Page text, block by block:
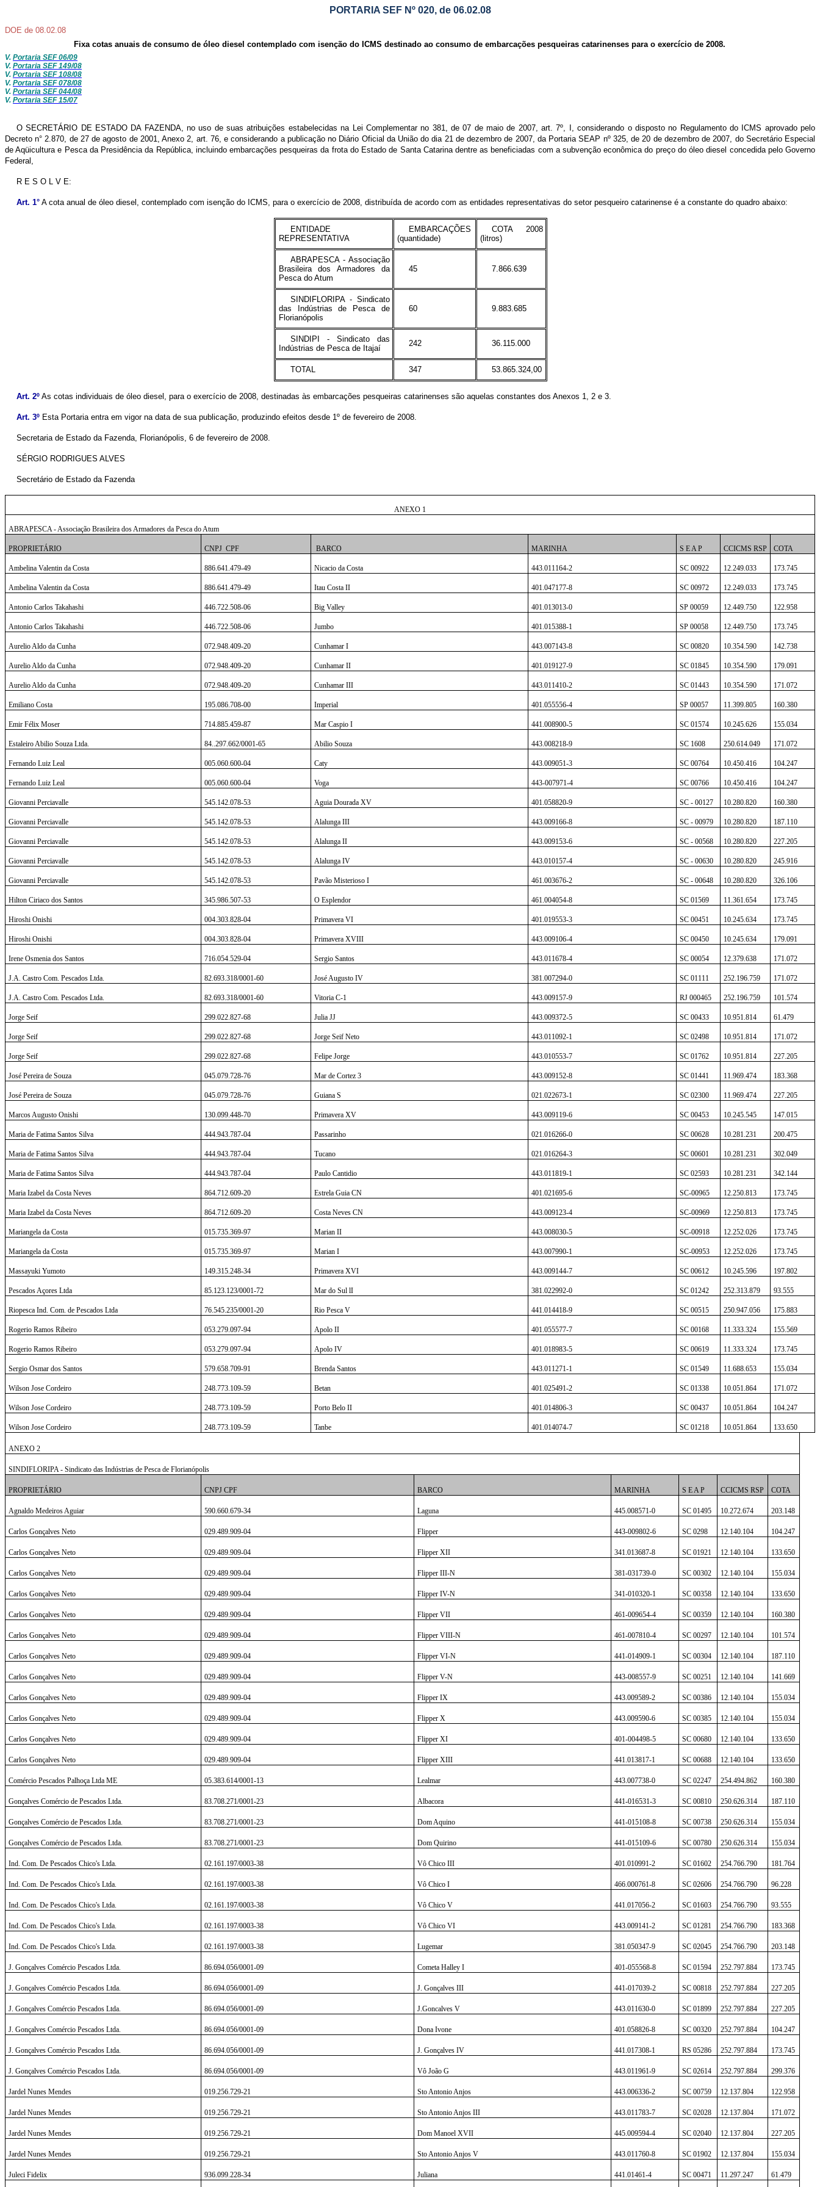
PORTARIA SEF Nº 020, de 06.02.08
DOE de 08.02.08
Fixa cotas anuais de consumo de óleo diesel contemplado com isenção do ICMS destinado ao consumo de embarcações pesqueiras catarinenses para o exercício de 2008.
V. Portaria SEF 06/09
V. Portaria SEF 149/08
V. Portaria SEF 108/08
V. Portaria SEF 078/08
V. Portaria SEF 044/08
V. Portaria SEF 15/07
O SECRETÁRIO DE ESTADO DA FAZENDA, no uso de suas atribuições estabelecidas na Lei Complementar no 381, de 07 de maio de 2007, art. 7º, I, considerando o disposto no Regulamento do ICMS aprovado pelo
Decreto n° 2.870, de 27 de agosto de 2001, Anexo 2, art. 76, e considerando a publicação no Diário Oficial da União do dia 21 de dezembro de 2007, da Portaria SEAP nº 325, de 20 de dezembro de 2007, do Secretário Especial
de Aqüicultura e Pesca da Presidência da República, incluindo embarcações pesqueiras da frota do Estado de Santa Catarina dentre as beneficiadas com a subvenção econômica do preço do óleo diesel concedida pelo Governo
Federal,
R E S O L V E:
Art. 1°A cota anual de óleo diesel, contemplado com isenção do ICMS, para o exercício de 2008, distribuída de acordo com as entidades representativas do setor pesqueiro catarinense é a constante do quadro abaixo:
ENTIDADE
REPRESENTATIVA
EMBARCAÇÕES
(quantidade)
COTA 2008
(litros)
ABRAPESCA - Associação
Brasileira dos Armadores da
Pesca do Atum
45 7.866.639
SINDIFLORIPA - Sindicato
das Indústrias de Pesca de
Florianópolis
60 9.883.685
SINDIPI - Sindicato das
Indústrias de Pesca de Itajaí
242 36.115.000
TOTAL 347 53.865.324,00
Art. 2ºAs cotas individuais de óleo diesel, para o exercício de 2008, destinadas às embarcações pesqueiras catarinenses são aquelas constantes dos Anexos 1, 2 e 3.
Art. 3ºEsta Portaria entra em vigor na data de sua publicação, produzindo efeitos desde 1º de fevereiro de 2008.
Secretaria de Estado da Fazenda, Florianópolis, 6 de fevereiro de 2008.
SÉRGIO RODRIGUES ALVES
Secretário de Estado da Fazenda
ANEXO 1
ABRAPESCA - Associação Brasileira dos Armadores da Pesca do Atum
PROPRIETÁRIO CNPJ CPF BARCO MARINHA S E A P CCICMS RSP COTA
Ambelina Valentin da Costa 886.641.479-49 Nicacio da Costa 443.011164-2 SC 00922 12.249.033 173.745
Ambelina Valentin da Costa 886.641.479-49 Itau Costa II 401.047177-8 SC 00972 12.249.033 173.745
Antonio Carlos Takahashi 446.722.508-06 Big Valley 401.013013-0 SP 00059 12.449.750 122.958
Antonio Carlos Takahashi 446.722.508-06 Jumbo 401.015388-1 SP 00058 12.449.750 173.745
Aurelio Aldo da Cunha 072.948.409-20 Cunhamar I 443.007143-8 SC 00820 10.354.590 142.738
Aurelio Aldo da Cunha 072.948.409-20 Cunhamar II 401.019127-9 SC 01845 10.354.590 179.091
Aurelio Aldo da Cunha 072.948.409-20 Cunhamar III 443.011410-2 SC 01443 10.354.590 171.072
Emiliano Costa 195.086.708-00 Imperial 401.055556-4 SP 00057 11.399.805 160.380
Emir Félix Moser 714.885.459-87 Mar Caspio I 441.008900-5 SC 01574 10.245.626 155.034
Estaleiro Abilio Souza Ltda. 84..297.662/0001-65 Abilio Souza 443.008218-9 SC 1608 250.614.049 171.072
Fernando Luiz Leal 005.060.600-04 Caty 443.009051-3 SC 00764 10.450.416 104.247
Fernando Luiz Leal 005.060.600-04 Voga 443-007971-4 SC 00766 10.450.416 104.247
Giovanni Perciavalle 545.142.078-53 Aguia Dourada XV 401.058820-9 SC - 00127 10.280.820 160.380
Giovanni Perciavalle 545.142.078-53 Alalunga III 443.009166-8 SC - 00979 10.280.820 187.110
Giovanni Perciavalle 545.142.078-53 Alalunga II 443.009153-6 SC - 00568 10.280.820 227.205
Giovanni Perciavalle 545.142.078-53 Alalunga IV 443.010157-4 SC - 00630 10.280.820 245.916
Giovanni Perciavalle 545.142.078-53 Pavão Misterioso I 461.003676-2 SC - 00648 10.280.820 326.106
Hilton Ciriaco dos Santos 345.986.507-53 O Esplendor 461.004054-8 SC 01569 11.361.654 173.745
Hiroshi Onishi 004.303.828-04 Primavera VI 401.019553-3 SC 00451 10.245.634 173.745
Hiroshi Onishi 004.303.828-04 Primavera XVIII 443.009106-4 SC 00450 10.245.634 179.091
Irene Osmenia dos Santos 716.054.529-04 Sergio Santos 443.011678-4 SC 00054 12.379.638 171.072
J.A. Castro Com. Pescados Ltda. 82.693.318/0001-60 José Augusto IV 381.007294-0 SC 01111 252.196.759 171.072
J.A. Castro Com. Pescados Ltda. 82.693.318/0001-60 Vitoria C-1 443.009157-9 RJ 000465 252.196.759 101.574
Jorge Seif 299.022.827-68 Julia JJ 443.009372-5 SC 00433 10.951.814 61.479
Jorge Seif 299.022.827-68 Jorge Seif Neto 443.011092-1 SC 02498 10.951.814 171.072
Jorge Seif 299.022.827-68 Felipe Jorge 443.010553-7 SC 01762 10.951.814 227.205
José Pereira de Souza 045.079.728-76 Mar de Cortez 3 443.009152-8 SC 01441 11.969.474 183.368
José Pereira de Souza 045.079.728-76 Guiana S 021.022673-1 SC 02300 11.969.474 227.205
Marcos Augusto Onishi 130.099.448-70 Primavera XV 443.009119-6 SC 00453 10.245.545 147.015
Maria de Fatima Santos Silva 444.943.787-04 Passarinho 021.016266-0 SC 00628 10.281.231 200.475
Maria de Fatima Santos Silva 444.943.787-04 Tucano 021.016264-3 SC 00601 10.281.231 302.049
Maria de Fatima Santos Silva 444.943.787-04 Paulo Cantidio 443.011819-1 SC 02593 10.281.231 342.144
Maria Izabel da Costa Neves 864.712.609-20 Estrela Guia CN 401.021695-6 SC-00965 12.250.813 173.745
Maria Izabel da Costa Neves 864.712.609-20 Costa Neves CN 443.009123-4 SC-00969 12.250.813 173.745
Mariangela da Costa 015.735.369-97 Marian II 443.008030-5 SC-00918 12.252.026 173.745
Mariangela da Costa 015.735.369-97 Marian I 443.007990-1 SC-00953 12.252.026 173.745
Massayuki Yumoto 149.315.248-34 Primavera XVI 443.009144-7 SC 00612 10.245.596 197.802
Pescados Açores Ltda 85.123.123/0001-72 Mar do Sul lI 381.022992-0 SC 01242 252.313.879 93.555
Riopesca Ind. Com. de Pescados Ltda 76.545.235/0001-20 Rio Pesca V 441.014418-9 SC 00515 250.947.056 175.883
Rogerio Ramos Ribeiro 053.279.097-94 Apolo II 401.055577-7 SC 00168 11.333.324 155.569
Rogerio Ramos Ribeiro 053.279.097-94 Apolo IV 401.018983-5 SC 00619 11.333.324 173.745
Sergio Osmar dos Santos 579.658.709-91 Brenda Santos 443.011271-1 SC 01549 11.688.653 155.034
Wilson Jose Cordeiro 248.773.109-59 Betan 401.025491-2 SC 01338 10.051.864 171.072
Wilson Jose Cordeiro 248.773.109-59 Porto Belo II 401.014806-3 SC 00437 10.051.864 104.247
Wilson Jose Cordeiro 248.773.109-59 Tanbe 401.014074-7 SC 01218 10.051.864 133.650
ANEXO 2
SINDIFLORIPA - Sindicato das Indústrias de Pesca de Florianópolis
PROPRIETÁRIO CNPJ CPF BARCO MARINHA S E A P CCICMS RSP COTA
Agnaldo Medeiros Aguiar 590.660.679-34 Laguna 445.008571-0 SC 01495 10.272.674 203.148
Carlos Gonçalves Neto 029.489.909-04 Flipper 443-009802-6 SC 0298 12.140.104 104.247
Carlos Gonçalves Neto 029.489.909-04 Flipper XII 341.013687-8 SC 01921 12.140.104 133.650
Carlos Gonçalves Neto 029.489.909-04 Flipper III-N 381-031739-0 SC 00302 12.140.104 155.034
Carlos Gonçalves Neto 029.489.909-04 Flipper IV-N 341-010320-1 SC 00358 12.140.104 133.650
Carlos Gonçalves Neto 029.489.909-04 Flipper VII 461-009654-4 SC 00359 12.140.104 160.380
Carlos Gonçalves Neto 029.489.909-04 Flipper VIII-N 461-007810-4 SC 00297 12.140.104 101.574
Carlos Gonçalves Neto 029.489.909-04 Flipper VI-N 441-014909-1 SC 00304 12.140.104 187.110
Carlos Gonçalves Neto 029.489.909-04 Flipper V-N 443-008557-9 SC 00251 12.140.104 141.669
Carlos Gonçalves Neto 029.489.909-04 Flipper IX 443.009589-2 SC 00386 12.140.104 155.034
Carlos Gonçalves Neto 029.489.909-04 Flipper X 443.009590-6 SC 00385 12.140.104 155.034
Carlos Gonçalves Neto 029.489.909-04 Flipper XI 401-004498-5 SC 00680 12.140.104 133.650
Carlos Gonçalves Neto 029.489.909-04 Flipper XIII 441.013817-1 SC 00688 12.140.104 133.650
Comércio Pescados Palhoça Ltda ME 05.383.614/0001-13 Lealmar 443.007738-0 SC 02247 254.494.862 160.380
Gonçalves Comércio de Pescados Ltda. 83.708.271/0001-23 Albacora 441-016531-3 SC 00810 250.626.314 187.110
Gonçalves Comércio de Pescados Ltda. 83.708.271/0001-23 Dom Aquino 441-015108-8 SC 00738 250.626.314 155.034
Gonçalves Comércio de Pescados Ltda. 83.708.271/0001-23 Dom Quirino 441-015109-6 SC 00780 250.626.314 155.034
Ind. Com. De Pescados Chico's Ltda. 02.161.197/0003-38 Vô Chico III 401.010991-2 SC 01602 254.766.790 181.764
Ind. Com. De Pescados Chico's Ltda. 02.161.197/0003-38 Vô Chico I 466.000761-8 SC 02606 254.766.790 96.228
Ind. Com. De Pescados Chico's Ltda. 02.161.197/0003-38 Vô Chico V 441.017056-2 SC 01603 254.766.790 93.555
Ind. Com. De Pescados Chico's Ltda. 02.161.197/0003-38 Vô Chico VI 443.009141-2 SC 01281 254.766.790 183.368
Ind. Com. De Pescados Chico's Ltda. 02.161.197/0003-38 Lugemar 381.050347-9 SC 02045 254.766.790 203.148
J. Gonçalves Comércio Pescados Ltda. 86.694.056/0001-09 Cometa Halley I 401-055568-8 SC 01594 252.797.884 173.745
J. Gonçalves Comércio Pescados Ltda. 86.694.056/0001-09 J. Gonçalves III 441-017039-2 SC 00818 252.797.884 227.205
J. Gonçalves Comércio Pescados Ltda. 86.694.056/0001-09 J.Goncalves V 443.011630-0 SC 01899 252.797.884 227.205
J. Gonçalves Comércio Pescados Ltda. 86.694.056/0001-09 Dona Ivone 401.058826-8 SC 00320 252.797.884 104.247
J. Gonçalves Comércio Pescados Ltda. 86.694.056/0001-09 J. Gonçalves IV 441.017308-1 RS 05286 252.797.884 173.745
J. Gonçalves Comércio Pescados Ltda. 86.694.056/0001-09 Vô João G 443.011961-9 SC 02614 252.797.884 299.376
Jardel Nunes Mendes 019.256.729-21 Sto Antonio Anjos 443.006336-2 SC 00759 12.137.804 122.958
Jardel Nunes Mendes 019.256.729-21 Sto Antonio Anjos III 443.011783-7 SC 02028 12.137.804 171.072
Jardel Nunes Mendes 019.256.729-21 Dom Manoel XVII 445.009594-4 SC 02040 12.137.804 227.205
Jardel Nunes Mendes 019.256.729-21 Sto Antonio Anjos V 443.011760-8 SC 01902 12.137.804 155.034
Juleci Fidelix 936.099.228-34 Juliana 441.01461-4 SC 00471 11.297.247 61.479